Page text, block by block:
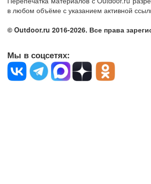
в любом объёме с указанием активной
© Outdoor.ru 2016-2026. Все права
Мы в соцсетях: